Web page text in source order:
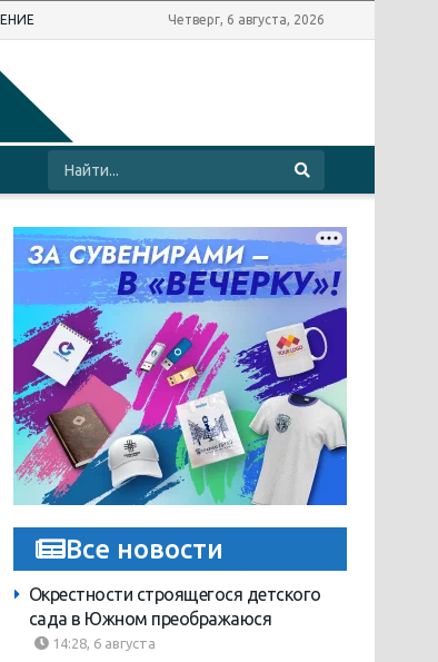
Четверг, 6 августа, 2026
Все новости
Окрестности строящегося детского
сада в Южном преображаюся
14:28, 6 августа